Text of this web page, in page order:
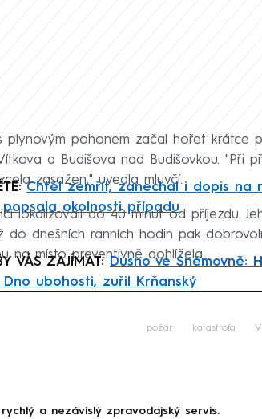
plynovým pohonem začal hořet krátce
a Budišova nad Budišovkou. "Při
zasažen," uvedla mluvčí.
Chtěl zemřít, zanechal i dopis na
popsala okolnosti případu
lokalizovali do 40 minut od příjezdu.
do dnešních ranních hodin pak
na místo preventivně dohlížela.
VÁS ZAJÍMAT: Dusno ve Sněmovně:
Dno ubohosti, zuřil Krňanský
požár katastrofa
rychlý a nezávislý zpravodajský servis.